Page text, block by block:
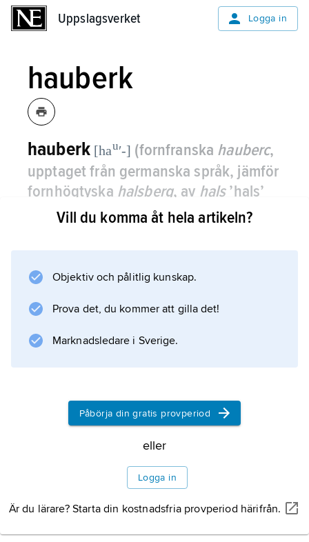
Uppslagsverket Logga in
hauberk
hauberk [hauʹ-] (fornfranska hauberc,
upptaget från germanska språk, jämför
fornhögtyska halsberg, av hals’hals’
bergan ’skydda’),skyddsvapen i
Information om artikeln
Vill du komma åt hela artikeln?
Objektiv och pålitlig kunskap.
Prova det, du kommer att gilla det!
Marknadsledare i Sverige.
Påbörja din gratis provperiod
eller
Logga in
Är du lärare? Starta din kostnadsfria provperiod härifrån.